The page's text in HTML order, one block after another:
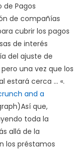
de Pagos
de compañías
cubrir los pagos
de interés
del ajuste de
una vez que los
estará cerca … «.
and a
que,
toda la
allá de la
los préstamos